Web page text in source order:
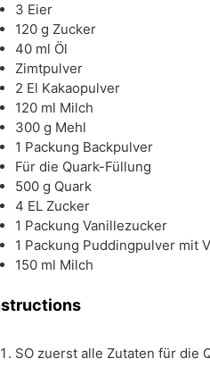
3 Eier
120 g Zucker
40 ml Öl
Zimtpulver
2 El Kakaopulver
120 ml Milch
300 g Mehl
1 Packung Backpulver
Für die Quark-Füllung
500 g Quark
4 EL Zucker
1 Packung Vanillezucker
1 Packung Puddingpulver mit
150 ml Milch
SO zuerst alle Zutaten für die